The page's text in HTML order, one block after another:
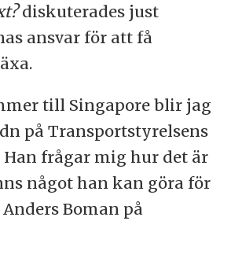
diskuterades just
ansvar för att få
till Singapore blir jag
på Transportstyrelsens
frågar mig hur det är
något han kan göra för
Boman på